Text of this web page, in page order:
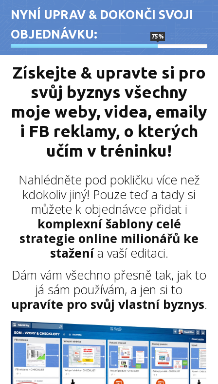
NYNÍ UPRAV & DOKONČI SVOJI
OBJEDNÁVKU:
75%
Získejte & upravte si pro
svůj byznys všechny
moje weby, videa, emaily
i FB reklamy, o kterých
učím v tréninku!
Nahlédněte pod pokličku více než
kdokoliv jiný! Pouze teď a tady si
můžete k objednávce přidat i
komplexní šablony celé
strategie online milionářů ke
staženía vaší editaci.
Dám vám všechno přesně tak, jak to
já sám používám, a jen si to
upravíte pro svůj vlastní byznys.